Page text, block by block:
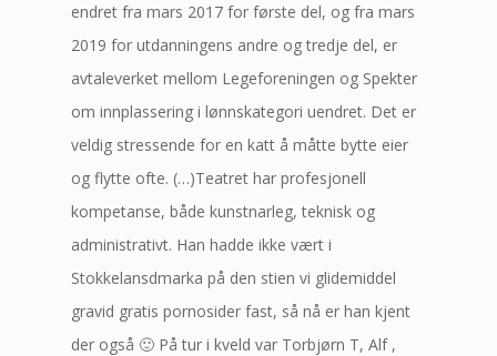
endret fra mars 2017 for første del, og fra mars
2019 for utdanningens andre og tredje del, er
avtaleverket mellom Legeforeningen og Spekter
om innplassering i lønnskategori uendret. Det er
veldig stressende for en katt å måtte bytte eier
og flytte ofte. (…)Teatret har profesjonell
kompetanse, både kunstnarleg, teknisk og
administrativt. Han hadde ikke vært i
Stokkelansdmarka på den stien vi glidemiddel
gravid gratis pornosider fast, så nå er han kjent
der også 🙂 På tur i kveld var Torbjørn T, Alf ,